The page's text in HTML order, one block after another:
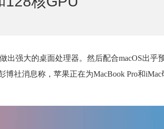
强大的桌面处理器。然后配合macOS出乎
社消息称，苹果正在为MacBook Pro和iMac